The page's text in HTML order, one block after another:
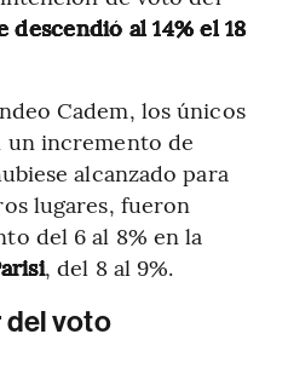
descendió al 14% el 18
Cadem, los únicos
un incremento de
alcanzado para
lugares, fueron
del 6 al 8% en la
, del 8 al 9%.
del voto